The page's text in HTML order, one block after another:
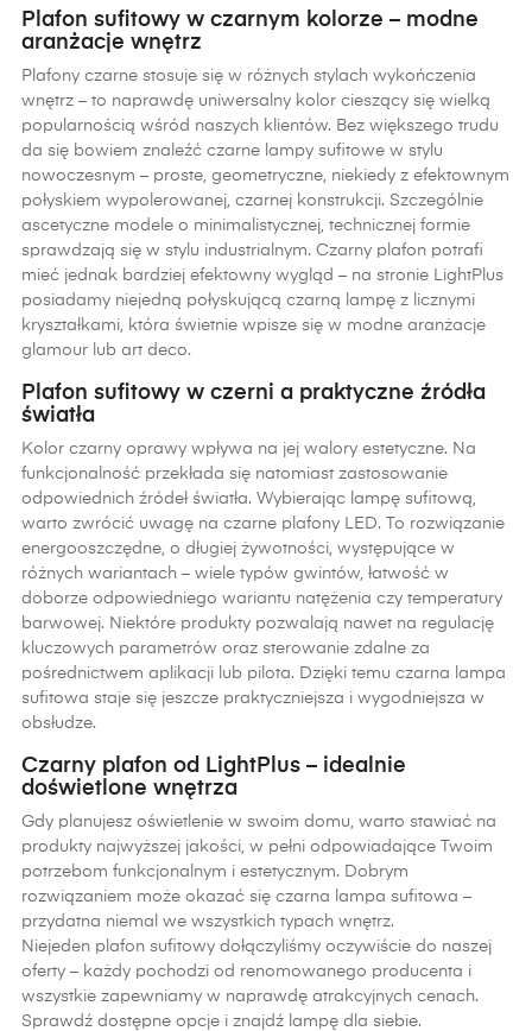
Plafon sufitowy w czarnym kolorze – modne
aranżacje wnętrz
Plafony czarne stosuje się w różnych stylach wykończenia
wnętrz – to naprawdę uniwersalny kolor cieszący się wielką
popularnością wśród naszych klientów. Bez większego trudu
da się bowiem znaleźć czarne lampy sufitowe w stylu
nowoczesnym – proste, geometryczne, niekiedy z efektownym
połyskiem wypolerowanej, czarnej konstrukcji. Szczególnie
ascetyczne modele o minimalistycznej, technicznej formie
sprawdzają się w stylu industrialnym. Czarny plafon potrafi
mieć jednak bardziej efektowny wygląd – na stronie LightPlus
posiadamy niejedną połyskującą czarną lampę z licznymi
kryształkami, która świetnie wpisze się w modne aranżacje
glamour lub art deco.
Plafon sufitowy w czerni a praktyczne źródła
światła
Kolor czarny oprawy wpływa na jej walory estetyczne. Na
funkcjonalność przekłada się natomiast zastosowanie
odpowiednich źródeł światła. Wybierając lampę sufitową,
warto zwrócić uwagę na czarne plafony LED. To rozwiązanie
energooszczędne, o długiej żywotności, występujące w
różnych wariantach – wiele typów gwintów, łatwość w
doborze odpowiedniego wariantu natężenia czy temperatury
barwowej. Niektóre produkty pozwalają nawet na regulację
kluczowych parametrów oraz sterowanie zdalne za
pośrednictwem aplikacji lub pilota. Dzięki temu czarna lampa
sufitowa staje się jeszcze praktyczniejsza i wygodniejsza w
obsłudze.
Czarny plafon od LightPlus – idealnie
doświetlone wnętrza
Gdy planujesz oświetlenie w swoim domu, warto stawiać na
produkty najwyższej jakości, w pełni odpowiadające Twoim
potrzebom funkcjonalnym i estetycznym. Dobrym
rozwiązaniem może okazać się czarna lampa sufitowa –
przydatna niemal we wszystkich typach wnętrz.
Niejeden plafon sufitowy dołączyliśmy oczywiście do naszej
oferty – każdy pochodzi od renomowanego producenta i
wszystkie zapewniamy w naprawdę atrakcyjnych cenach.
Sprawdź dostępne opcje i znajdź lampę dla siebie.